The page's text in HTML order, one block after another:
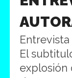
El
explosión